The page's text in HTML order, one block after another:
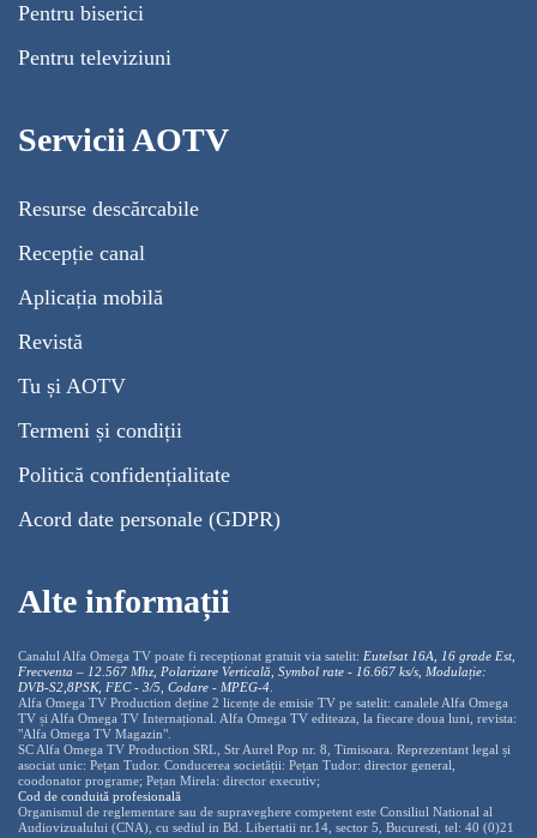
Pentru biserici
Pentru televiziuni
Servicii AOTV
Resurse descărcabile
Recepție canal
Aplicația mobilă
Revistă
Tu și AOTV
Termeni și condiții
Politică confidențialitate
Acord date personale (GDPR)
Alte informații
Canalul Alfa Omega TV poate fi recepționat gratuit via satelit: Eutelsat 16A, 16 grade Est,
Frecventa – 12.567 Mhz, Polarizare Verticală, Symbol rate - 16.667 ks/s, Modulație:
DVB-S2,8PSK, FEC - 3/5, Codare - MPEG-4
Alfa Omega TV Production deține 2 licențe de emisie TV pe satelit: canalele Alfa Omega
TV și Alfa Omega TV Internațional. Alfa Omega TV editeaza, la fiecare doua luni, revista:
"Alfa Omega TV Magazin".
SC Alfa Omega TV Production SRL, Str Aurel Pop nr. 8, Timisoara. Reprezentant legal și
asociat unic: Pețan Tudor. Conducerea societății: Pețan Tudor: director general,
coodonator programe; Pețan Mirela: director executiv;
Cod de conduită profesională
Organismul de reglementare sau de supraveghere competent este Consiliul National al
Audiovizualului (CNA), cu sediul in Bd. Libertatii nr.14, sector 5, Bucuresti, tel: 40 (0)21